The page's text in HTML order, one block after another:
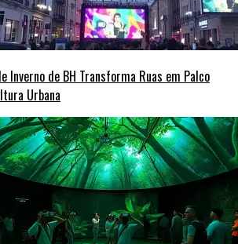
Inverno de BH Transforma Ruas em Palco
Urbana